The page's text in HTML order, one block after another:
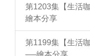
第1203集【生活
繪本分享
第1199集【生活
──繪本分享